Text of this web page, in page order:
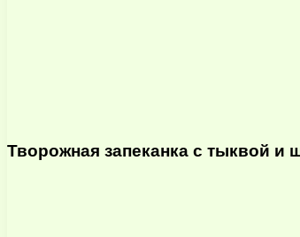
Творожная запеканка с тыквой